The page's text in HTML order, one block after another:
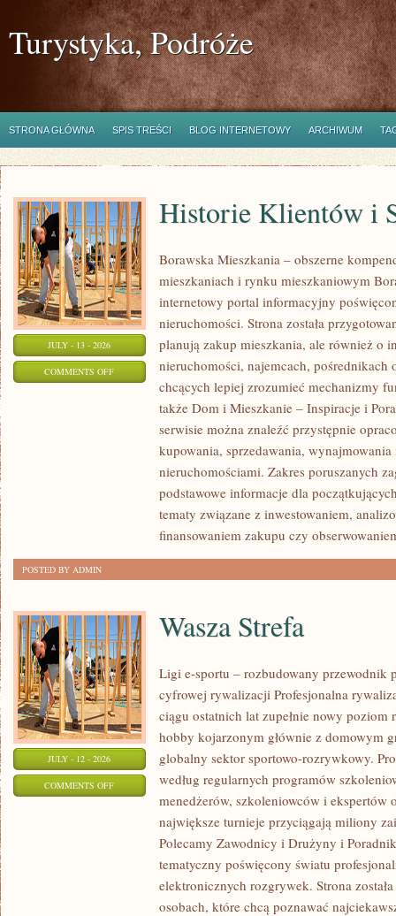
Turystyka, Podróże
STRONA GŁÓWNA SPIS TREŚCI BLOG INTERNETOWY ARCHIWUM
JULY - 13 - 2026
COMMENTS OFFON
Historie Klientów i
Borawska Mieszkania – obszerne
mieszkaniach i rynku mieszkaniowym
internetowy portal informacyjny
nieruchomości. Strona została
planują zakup mieszkania, ale również o
nieruchomości, najemcach,
chcących lepiej zrozumieć mechanizmy
także Dom i Mieszkanie – Inspiracje i
serwisie można znaleźć przystępnie
kupowania, sprzedawania, wynajmowania
nieruchomościami. Zakres poruszanych
podstawowe informacje dla
tematy związane z inwestowaniem,
finansowaniem zakupu czy
POSTED BY ADMIN
JULY - 12 - 2026
COMMENTS OFFON
Wasza Strefa
Ligi e-sportu – rozbudowany przewodnik
cyfrowej rywalizacji Profesjonalna
ciągu ostatnich lat zupełnie nowy poziom
hobby kojarzonym głównie z domowym
globalny sektor sportowo-rozrywkowy.
według regularnych programów
menedżerów, szkoleniowców i ekspertów
największe turnieje przyciągają miliony
Polecamy Zawodnicy i Drużyny i
tematyczny poświęcony światu
elektronicznych rozgrywek. Strona
osobach, które chcą poznawać